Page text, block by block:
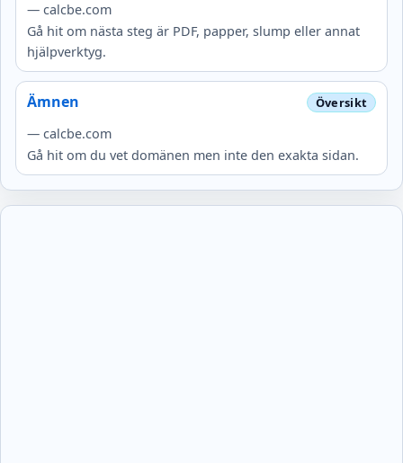
— calcbe.com
Gå hit om nästa steg är PDF, papper, slump eller annat
hjälpverktyg.
Ämnen
— calcbe.com
Gå hit om du vet domänen men inte den exakta sidan.